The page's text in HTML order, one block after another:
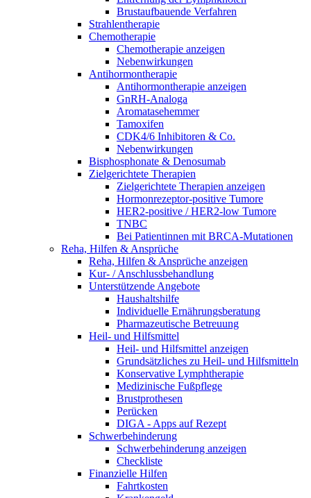
Brustaufbauende Verfahren
Strahlentherapie
Chemotherapie
Chemotherapie anzeigen
Nebenwirkungen
Antihormontherapie
Antihormontherapie anzeigen
GnRH-Analoga
Aromatasehemmer
Tamoxifen
CDK4/6 Inhibitoren & Co.
Nebenwirkungen
Bisphosphonate & Denosumab
Zielgerichtete Therapien
Zielgerichtete Therapien anzeigen
Hormonrezeptor-positive Tumore
HER2-positive / HER2-low Tumore
TNBC
Bei Patientinnen mit BRCA-Mutationen
Reha, Hilfen & Ansprüche
Reha, Hilfen & Ansprüche anzeigen
Kur- / Anschlussbehandlung
Unterstützende Angebote
Haushaltshilfe
Individuelle Ernährungsberatung
Pharmazeutische Betreuung
Heil- und Hilfsmittel
Heil- und Hilfsmittel anzeigen
Grundsätzliches zu Heil- und Hilfsmitteln
Konservative Lymphtherapie
Medizinische Fußpflege
Brustprothesen
Perücken
DIGA - Apps auf Rezept
Schwerbehinderung
Schwerbehinderung anzeigen
Checkliste
Finanzielle Hilfen
Fahrtkosten